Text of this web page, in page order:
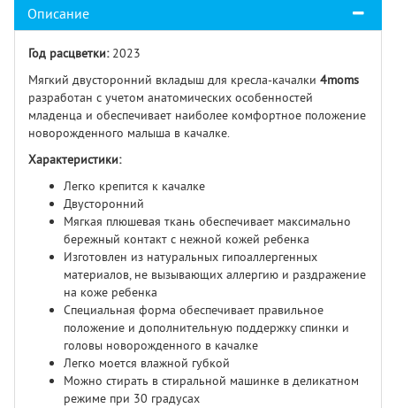
Описание
Год расцветки: 2023
Мягкий двусторонний вкладыш для кресла-качалки 4moms
разработан с учетом анатомических особенностей
младенца и обеспечивает наиболее комфортное положение
новорожденного малыша в качалке.
Характеристики:
Легко крепится к качалке
Двусторонний
Мягкая плюшевая ткань обеспечивает максимально
бережный контакт с нежной кожей ребенка
Изготовлен из натуральных гипоаллергенных
материалов, не вызывающих аллергию и раздражение
на коже ребенка
Специальная форма обеспечивает правильное
положение и дополнительную поддержку спинки и
головы новорожденного в качалке
Легко моется влажной губкой
Можно стирать в стиральной машинке в деликатном
режиме при 30 градусах